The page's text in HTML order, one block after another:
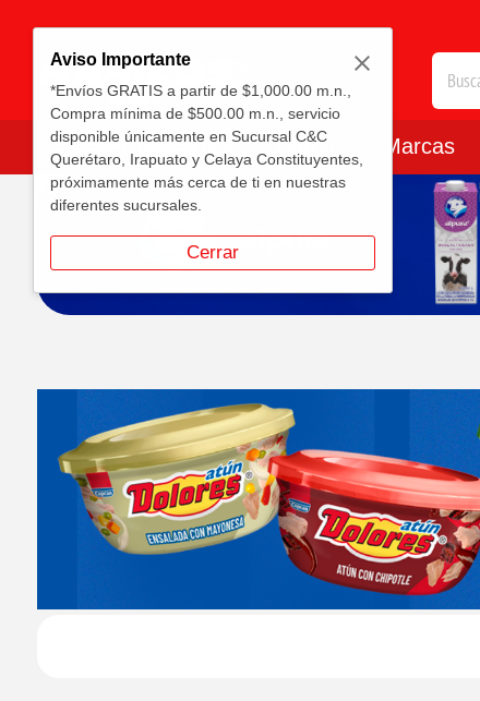
Aviso Importante
*Envíos GRATIS a partir de $1,000.00 m.n.,
Compra mínima de $500.00 m.n., servicio
disponible únicamente en Sucursal C&C
Querétaro, Irapuato y Celaya Constituyentes,
próximamente más cerca de ti en nuestras
diferentes sucursales.
Cerrar
DEPARTAMENTOS Carrito Marcas